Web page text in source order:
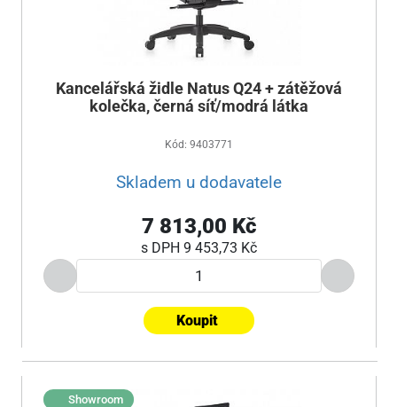
Kancelářská židle Natus Q24 + zátěžová
kolečka, černá síť/modrá látka
Kód: 9403771
Skladem u dodavatele
7 813,00 Kč
s DPH 9 453,73 Kč
Koupit
Showroom